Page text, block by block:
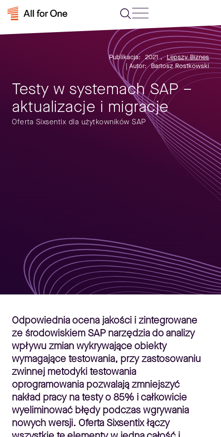
Publikacja: 2021, Lepszy Biznes
| Autor: Bartosz Rostkowski
Testy w systemach SAP –
aktualizacje i migracje
Oferta Sixsentix dla użytkowników SAP
Odpowiednia ocena jakości i zintegrowane
ze środowiskiem SAP narzędzia do analizy
wpływu zmian wykrywające obiekty
wymagające testowania, przy zastosowaniu
zwinnej metodyki testowania
oprogramowania pozwalają zmniejszyć
nakład pracy na testy o 85% i całkowicie
wyeliminować błędy podczas wgrywania
nowych wersji. Oferta Sixsentix łączy